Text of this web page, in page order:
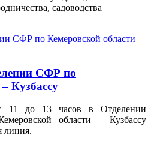
садоводства
СФР по
Кузбассу
11 до 13 часов в Отделении
области – Кузбассу
линия.